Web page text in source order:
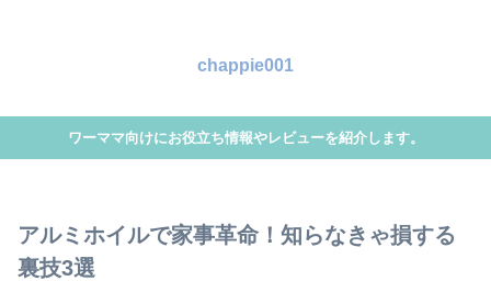
chappie001
ワーママ向けにお役立ち情報やレビューを紹介します。
アルミホイルで家事革命！知らなきゃ損する
裏技3選